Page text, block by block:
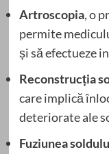
Artroscopia, o
permite
și să efectueze
Reconstrucția
care implică
deteriorate ale
Fuziunea